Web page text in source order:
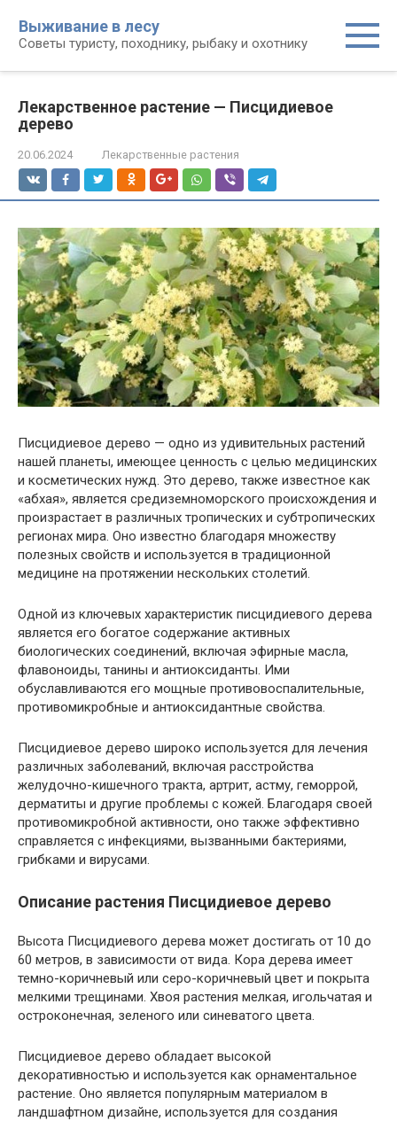
контенту
Выживание в лесу
Советы туристу, походнику, рыбаку и охотнику
Лекарственное растение — Писцидиевое
дерево
20.06.2024 Лекарственные растения
Писцидиевое дерево — одно из удивительных растений
нашей планеты, имеющее ценность с целью медицинских
и косметических нужд. Это дерево, также известное как
«абхая», является средиземноморского происхождения и
произрастает в различных тропических и субтропических
регионах мира. Оно известно благодаря множеству
полезных свойств и используется в традиционной
медицине на протяжении нескольких столетий.
Одной из ключевых характеристик писцидиевого дерева
является его богатое содержание активных
биологических соединений, включая эфирные масла,
флавоноиды, танины и антиоксиданты. Ими
обуславливаются его мощные противовоспалительные,
противомикробные и антиоксидантные свойства.
Писцидиевое дерево широко используется для лечения
различных заболеваний, включая расстройства
желудочно-кишечного тракта, артрит, астму, геморрой,
дерматиты и другие проблемы с кожей. Благодаря своей
противомикробной активности, оно также эффективно
справляется с инфекциями, вызванными бактериями,
грибками и вирусами.
Описание растения Писцидиевое дерево
Высота Писцидиевого дерева может достигать от 10 до
60 метров, в зависимости от вида. Кора дерева имеет
темно-коричневый или серо-коричневый цвет и покрыта
мелкими трещинами. Хвоя растения мелкая, игольчатая и
остроконечная, зеленого или синеватого цвета.
Писцидиевое дерево обладает высокой
декоративностью и используется как орнаментальное
растение. Оно является популярным материалом в
ландшафтном дизайне, используется для создания